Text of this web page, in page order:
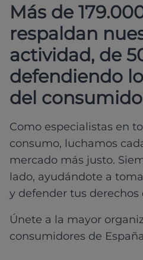
Más de
respaldan
actividad, de
defendiendo
del
Como especialistas en
consumo, luchamos
mercado más justo.
lado, ayudándote a
y defender tus
Únete a la mayor
consumidores de